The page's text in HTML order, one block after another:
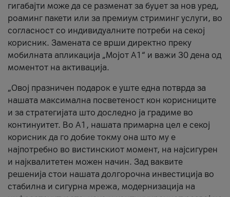
гигабајти може да се разменат за буџет за нов уред,
роаминг пакети или за премиум стриминг услуги, во
согласност со индивидуалните потреби на секој
корисник. Замената се врши директно преку
мобилната апликација „Мојот А1“ и важи 30 дена од
моментот на активација.
„Овој празничен подарок е уште една потврда за
нашата максимална посветеност кон корисниците
и за стратегијата што доследно ја градиме во
континуитет. Во А1, нашата примарна цел е секој
корисник да го добие токму она што му е
најпотребно во вистинскиот момент, на најсигурен
и најквалитетен можен начин. Зад ваквите
решенија стои нашата долгорочна инвестиција во
стабилна и сигурна мрежа, модернизација на